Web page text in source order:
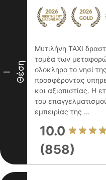
I Θέση
Μυτιλήνη TAXI
τομέα των
ολόκληρο το νησί
προσφέροντας
και αξιοπιστίας. Η
του
εμπειρίας της ...
10.0
(858)